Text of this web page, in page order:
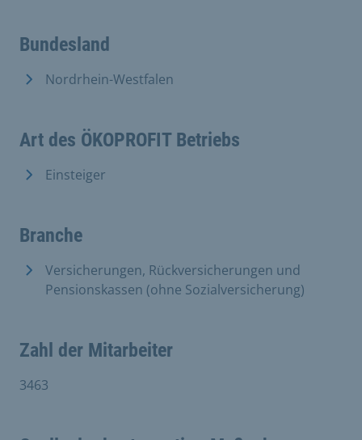
Bundesland
Nordrhein-Westfalen
Art des ÖKOPROFIT Betriebs
Einsteiger
Branche
Versicherungen, Rückversicherungen und
Pensionskassen (ohne Sozialversicherung)
Zahl der Mitarbeiter
3463